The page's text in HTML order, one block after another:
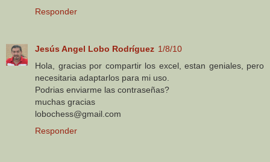
Responder
Jesús Angel Lobo Rodríguez 1/8/10
Hola, gracias por compartir los excel, estan geniales, pero
necesitaria adaptarlos para mi uso.
Podrias enviarme las contraseñas?
muchas gracias
lobochess@gmail.com
Responder